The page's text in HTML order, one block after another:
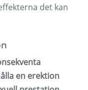
det kan
en erektion